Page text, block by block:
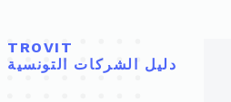
TROVIT
دليل الشركات التونسية